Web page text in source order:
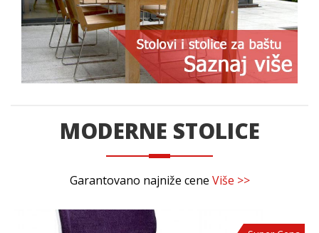
MODERNE STOLICE
Garantovano najniže cene Više >>